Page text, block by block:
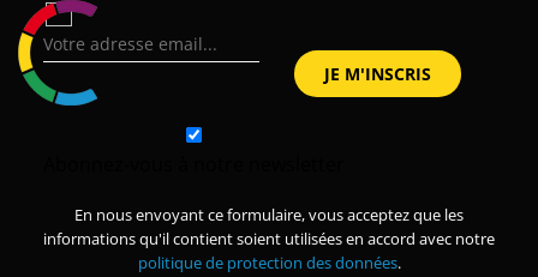
En nous envoyant ce formulaire, vous acceptez que les
informations qu'il contient soient utilisées en accord avec notre
politique de protection des données.